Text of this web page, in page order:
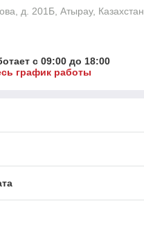
д. 201Б, Атырау, Казахстан
с 09:00 до 18:00
график работы